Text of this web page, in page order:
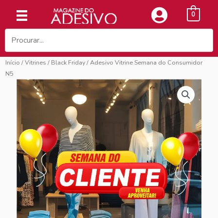
conteúdo
0
Início /Vitrines / Black Friday/ Adesivo Vitrine Semana do Consumidor
N5